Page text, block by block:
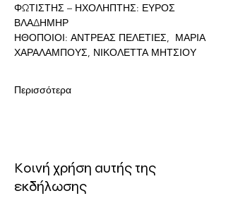
ΦΩΤΙΣΤΗΣ – ΗΧΟΛΗΠΤΗΣ: ΕΥΡΟΣ
ΒΛΑΔΗΜΗΡ
ΗΘΟΠΟΙΟΙ: ΑΝΤΡΕΑΣ ΠΕΛΕΤΙΕΣ,  ΜΑΡΙΑ
ΧΑΡΑΛΑΜΠΟΥΣ, ΝΙΚΟΛΕΤΤΑ ΜΗΤΣΙΟΥ
Περισσότερα
Κοινή χρήση αυτής της
εκδήλωσης